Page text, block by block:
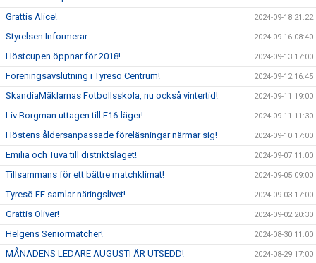
Grattis Alice! 2024-09-18 21:22
Styrelsen Informerar 2024-09-16 08:40
Höstcupen öppnar för 2018! 2024-09-13 17:00
Föreningsavslutning i Tyresö Centrum! 2024-09-12 16:45
SkandiaMäklarnas Fotbollsskola, nu också vintertid! 2024-09-11 19:00
Liv Borgman uttagen till F16-läger! 2024-09-11 11:30
Höstens åldersanpassade föreläsningar närmar sig! 2024-09-10 17:00
Emilia och Tuva till distriktslaget! 2024-09-07 11:00
Tillsammans för ett bättre matchklimat! 2024-09-05 09:00
Tyresö FF samlar näringslivet! 2024-09-03 17:00
Grattis Oliver! 2024-09-02 20:30
Helgens Seniormatcher! 2024-08-30 11:00
MÅNADENS LEDARE AUGUSTI ÄR UTSEDD! 2024-08-29 17:00